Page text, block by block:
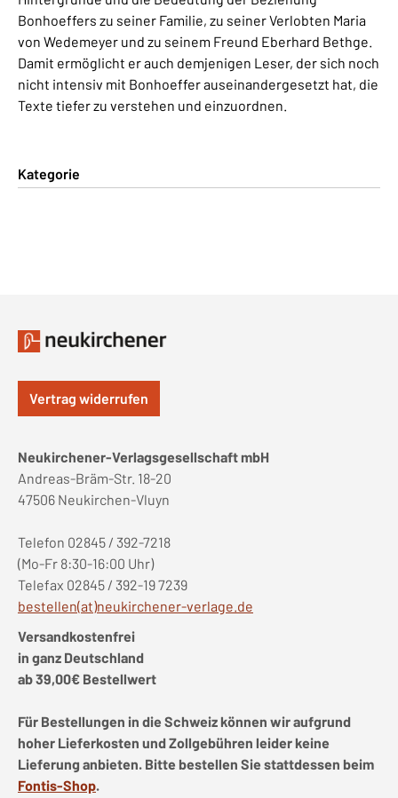
Bonhoeffers zu seiner Familie, zu seiner Verlobten Maria
von Wedemeyer und zu seinem Freund Eberhard Bethge.
Damit ermöglicht er auch demjenigen Leser, der sich noch
nicht intensiv mit Bonhoeffer auseinandergesetzt hat, die
Texte tiefer zu verstehen und einzuordnen.
Kategorie
Vertrag widerrufen
Neukirchener-Verlagsgesellschaft mbH
Andreas-Bräm-Str. 18-20
47506 Neukirchen-Vluyn
Telefon 02845 / 392-7218
(Mo-Fr 8:30-16:00 Uhr)
Telefax 02845 / 392-19 7239
bestellen(at)neukirchener-verlage.de
Versandkostenfrei
in ganz Deutschland
ab 39,00€ Bestellwert
Für Bestellungen in die Schweiz können wir aufgrund
hoher Lieferkosten und Zollgebühren leider keine
Lieferung anbieten. Bitte bestellen Sie stattdessen beim
Fontis-Shop.